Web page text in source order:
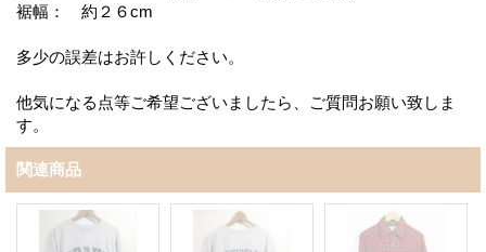
裾幅： 約２６cm
多少の誤差はお許しください。
他気になる点等ご希望ございましたら、ご質問お願い致しま
す。
関連商品